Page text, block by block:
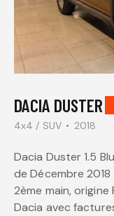
DACIA DUSTER
4x4 / SUV 2018
Dacia Duster 1.5
de Décembre
2ème main,
Dacia avec